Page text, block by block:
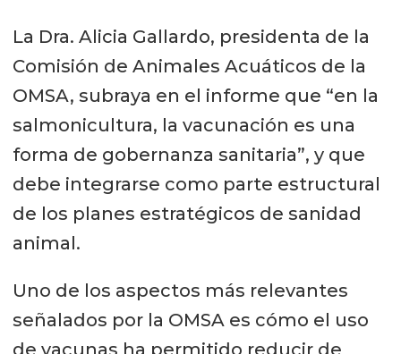
La Dra. Alicia Gallardo, presidenta de la
Comisión de Animales Acuáticos de la
OMSA, subraya en el informe que “en la
salmonicultura, la vacunación es una
forma de gobernanza sanitaria”, y que
debe integrarse como parte estructural
de los planes estratégicos de sanidad
animal.
Uno de los aspectos más relevantes
señalados por la OMSA es cómo el uso
de vacunas ha permitido reducir de